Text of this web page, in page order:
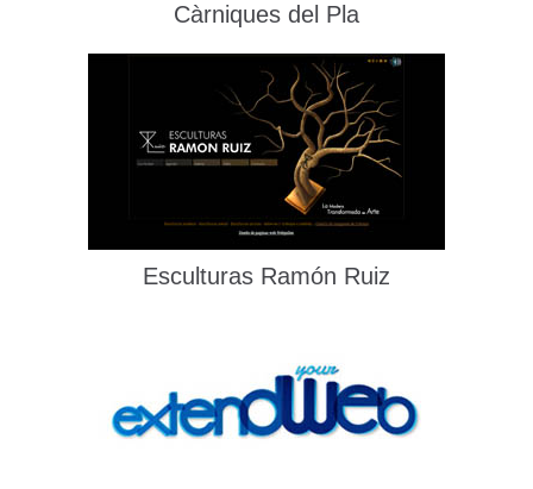
Càrniques del Pla
Esculturas Ramón Ruiz